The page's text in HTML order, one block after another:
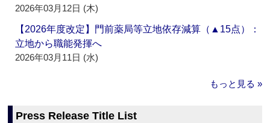
2026年03月12日 (木)
【2026年度改定】門前薬局等立地依存減算（▲15点）：
立地から職能発揮へ
2026年03月11日 (水)
もっと見る »
Press Release Title List